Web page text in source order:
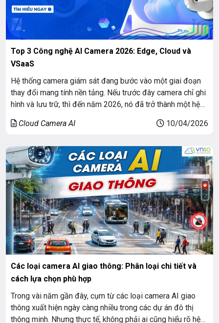
Top 3 Công nghệ AI Camera 2026: Edge, Cloud và
VSaaS
Hệ thống camera giám sát đang bước vào một giai đoạn
thay đổi mang tính nền tảng. Nếu trước đây camera chỉ ghi
hình và lưu trữ, thì đến năm 2026, nó đã trở thành một hệ
thể phân tích, ra quyết định […]
Cloud Camera AI 10/04/2026
Các loại camera AI giao thông: Phân loại chi tiết và
cách lựa chọn phù hợp
Trong vài năm gần đây, cụm từ các loại camera AI giao
thông xuất hiện ngày càng nhiều trong các dự án đô thị
thông minh. Nhưng thực tế, không phải ai cũng hiểu rõ hệ